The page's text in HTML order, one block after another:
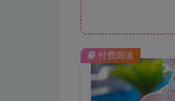
付费阅读